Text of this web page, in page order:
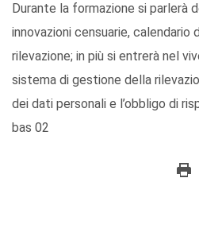
Durante la formazione si parlerà
innovazioni censuarie,
rilevazione; in più si entrerà nel
sistema di gestione della
dei dati personali e l’obbligo di
bas 02